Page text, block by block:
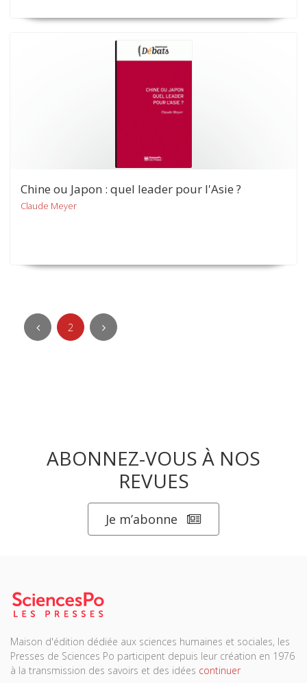
Chine ou Japon : quel leader pour l'Asie ?
Claude Meyer
2
ABONNEZ-VOUS À NOS
REVUES
Je m’abonne
Maison d'édition dédiée aux sciences humaines et sociales, les
Presses de Sciences Po participent depuis leur création en 1976
à la transmission des savoirs et des idées continuer